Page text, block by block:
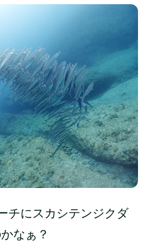
チにスカシテンジクダ
なぁ？